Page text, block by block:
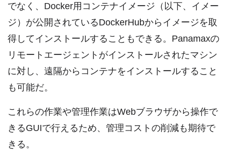
でなく、Docker用コンテナイメージ（以下、イメー
ジ）が公開されているDockerHubからイメージを取
得してインストールすることもできる。Panamaxの
リモートエージェントがインストールされたマシン
に対し、遠隔からコンテナをインストールすること
も可能だ。
これらの作業や管理作業はWebブラウザから操作で
きるGUIで行えるため、管理コストの削減も期待で
きる。